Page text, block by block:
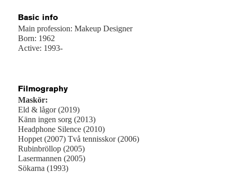
Basic info
Main profession: Makeup Designer
Born: 1962
Active: 1993-
Filmography
Maskör:
Eld & lågor (2019)
Känn ingen sorg (2013)
Headphone Silence (2010)
Hoppet (2007) Två tennisskor (2006)
Rubinbröllop (2005)
Lasermannen (2005)
Sökarna (1993)